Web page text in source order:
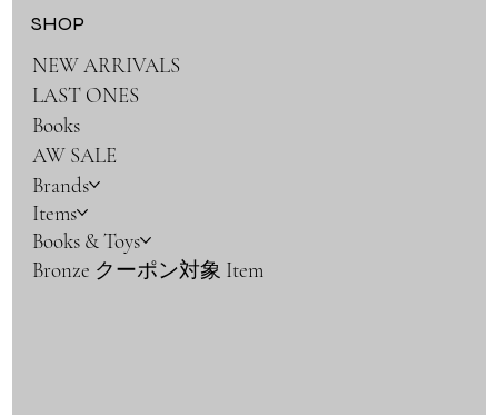
SHOP
NEW ARRIVALS
LAST ONES
Books
AW SALE
Brands
Items
Books & Toys
Bronze クーポン対象 Item